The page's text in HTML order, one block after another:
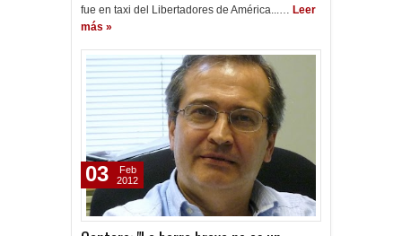
fue en taxi del Libertadores de América...… Leer
más »
03
Feb
2012